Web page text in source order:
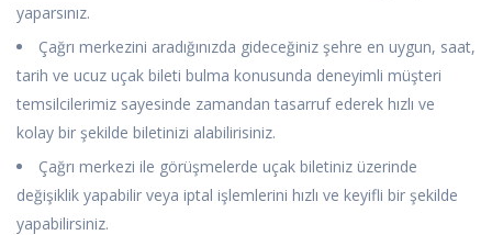
yaparsınız.
Çağrı merkezini aradığınızda gideceğiniz şehre en uygun, saat,
tarih ve ucuz uçak bileti bulma konusunda deneyimli müşteri
temsilcilerimiz sayesinde zamandan tasarruf ederek hızlı ve
kolay bir şekilde biletinizi alabilirisiniz.
Çağrı merkezi ile görüşmelerde uçak biletiniz üzerinde
değişiklik yapabilir veya iptal işlemlerini hızlı ve keyifli bir şekilde
yapabilirsiniz.